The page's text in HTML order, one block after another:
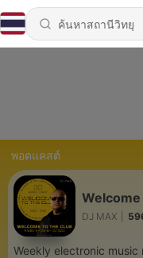
พอดแคสต์
Welcome
DJ MAX
Weekly electronic